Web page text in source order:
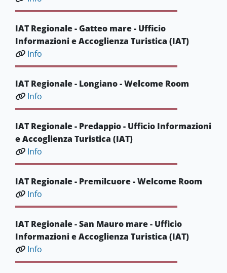
IAT Regionale - Gatteo mare - Ufficio
Informazioni e Accoglienza Turistica (IAT)
Info
IAT Regionale - Longiano - Welcome Room
Info
IAT Regionale - Predappio - Ufficio Informazioni
e Accoglienza Turistica (IAT)
Info
IAT Regionale - Premilcuore - Welcome Room
Info
IAT Regionale - San Mauro mare - Ufficio
Informazioni e Accoglienza Turistica (IAT)
Info